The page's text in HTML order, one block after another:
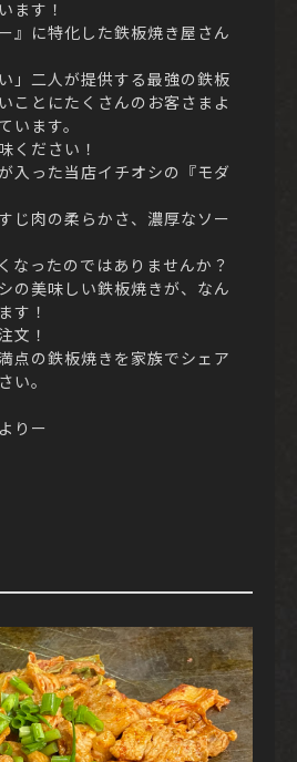
ます！
』に特化した鉄板焼き屋さん
」二人が提供する最強の鉄板
ことにたくさんのお客さまよ
います。
ください！
入った当店イチオシの『モダ
じ肉の柔らかさ、濃厚なソー
なったのではありませんか？
の美味しい鉄板焼きが、なん
す！
文！
点の鉄板焼きを家族でシェア
い。
りー